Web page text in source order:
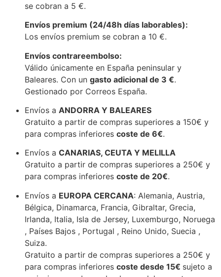
se cobran a 5 €.
Envíos premium (24/48h días laborables):
Los envíos premium se cobran a 10 €.
Envíos contrareembolso:
Válido únicamente en España peninsular y
Baleares. Con un gasto adicional de 3 €.
Gestionado por Correos España.
Envíos a ANDORRA Y BALEARES
Gratuito a partir de compras superiores a 150€ y
para compras inferiores coste de 6€.
Envíos a CANARIAS, CEUTA Y MELILLA
Gratuito a partir de compras superiores a 250€ y
para compras inferiores coste de 20€.
Envíos a EUROPA CERCANA: Alemania, Austria,
Bélgica, Dinamarca, Francia, Gibraltar, Grecia,
Irlanda, Italia, Isla de Jersey, Luxemburgo, Noruega
, Países Bajos , Portugal , Reino Unido, Suecia ,
Suiza.
Gratuito a partir de compras superiores a 250€ y
para compras inferiores coste desde 15€ sujeto a